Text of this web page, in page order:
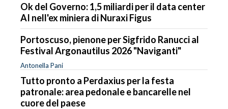
Ok del Governo: 1,5 miliardi per il data center
AI nell'ex miniera di Nuraxi Figus
Portoscuso, pienone per Sigfrido Ranucci al
Festival Argonautilus 2026 "Naviganti"
Antonella Pani
Tutto pronto a Perdaxius per la festa
patronale: area pedonale e bancarelle nel
cuore del paese